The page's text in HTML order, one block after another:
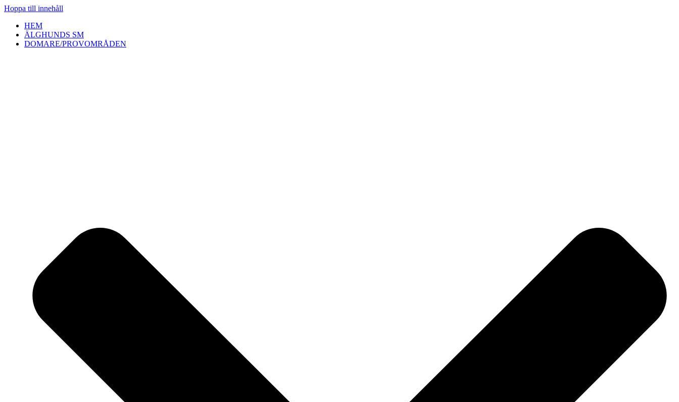
Hoppa till innehåll
HEM
ÄLGHUNDS SM
DOMARE/PROVOMRÅDEN